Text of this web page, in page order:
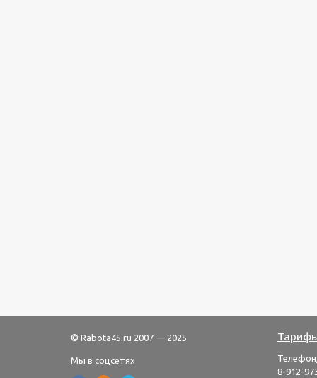
© Rabota45.ru 2007 — 2025
Мы в соцсетях
8-912-